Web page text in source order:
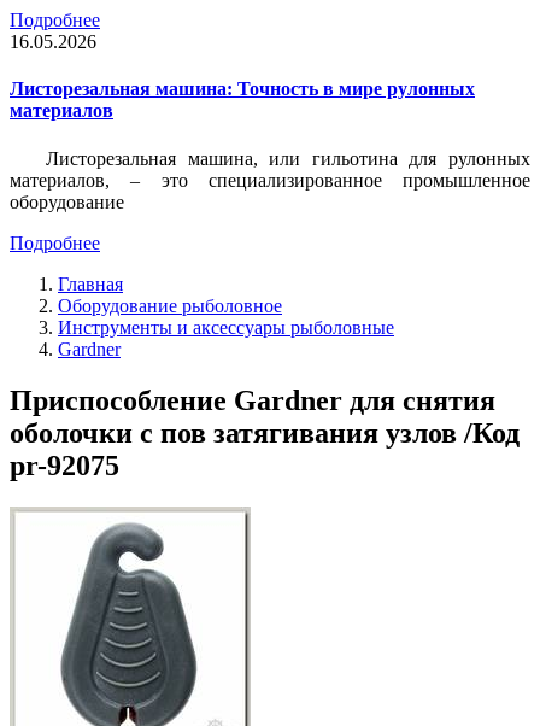
Подробнее
16.05.2026
Листорезальная машина: Точность в мире рулонных
материалов
Листорезальная машина, или гильотина для рулонных
материалов, – это специализированное промышленное
оборудование
Подробнее
Главная
Оборудование рыболовное
Инструменты и аксессуары рыболовные
Gardner
Приспособление Gardner для снятия
оболочки с пов затягивания узлов /Код
pr-92075